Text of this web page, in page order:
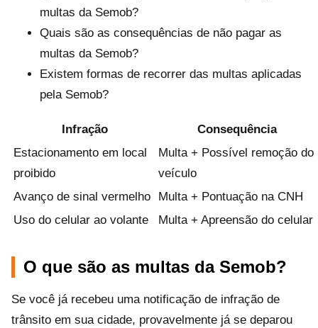
multas da Semob?
Quais são as consequências de não pagar as
multas da Semob?
Existem formas de recorrer das multas aplicadas
pela Semob?
Infração
Consequência
Estacionamento em local
proibido
Multa + Possível remoção do
veículo
Avanço de sinal vermelho
Multa + Pontuação na CNH
Uso do celular ao volante
Multa + Apreensão do celular
O que são as multas da Semob?
Se você já recebeu uma notificação de infração de
trânsito em sua cidade, provavelmente já se deparou